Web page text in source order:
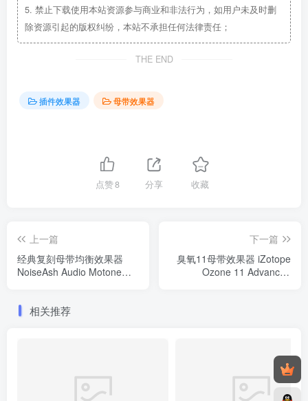
5. 禁止下载使用本站资源参与商业和非法行为，如用户未及时删
除资源引起的版权纠纷，本站不承担任何法律责任；
THE END
插件效果器 母带效果器
点赞8 分享 收藏
上一篇
经典复刻母带均衡效果器
NoiseAsh Audio Motone
下一篇
臭氧11母带效果器 iZotope
Ozone 11 Advanced
相关推荐